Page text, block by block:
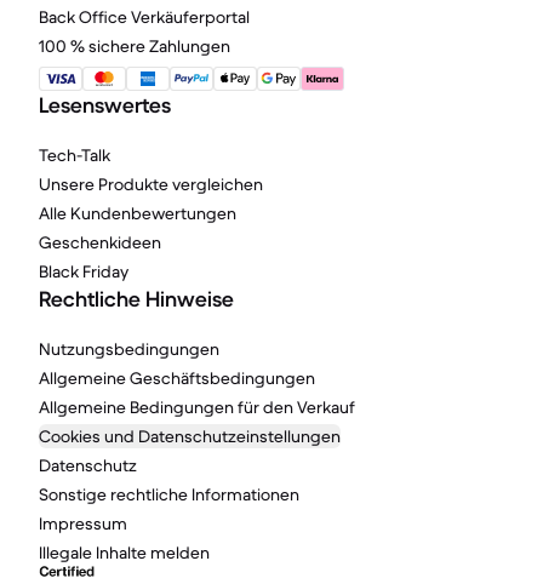
Back Office Verkäuferportal
100 % sichere Zahlungen
Lesenswertes
Tech-Talk
Unsere Produkte vergleichen
Alle Kundenbewertungen
Geschenkideen
Black Friday
Rechtliche Hinweise
Nutzungsbedingungen
Allgemeine Geschäftsbedingungen
Allgemeine Bedingungen für den Verkauf
Cookies und Datenschutzeinstellungen
Datenschutz
Sonstige rechtliche Informationen
Impressum
Illegale Inhalte melden